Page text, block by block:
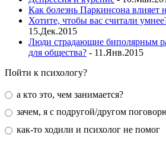
Как болезнь Паркинсона влияет
Хотите, чтобы вас считали
15.Дек.2015
Люди страдающие биполярным
для общества? - 11.Янв.2015
Пойти к психологу?
а кто это, чем занимается?
зачем, я с подругой/другом
как-то ходили и психолог не помог